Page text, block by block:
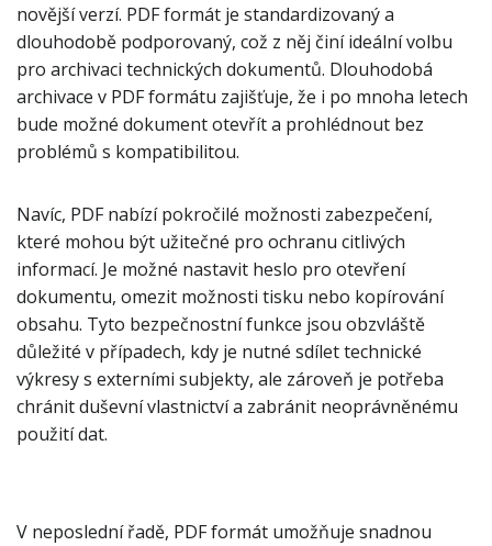
novější verzí. PDF formát je standardizovaný a
dlouhodobě podporovaný, což z něj činí ideální volbu
pro archivaci technických dokumentů. Dlouhodobá
archivace v PDF formátu zajišťuje, že i po mnoha letech
bude možné dokument otevřít a prohlédnout bez
problémů s kompatibilitou.
Navíc, PDF nabízí pokročilé možnosti zabezpečení,
které mohou být užitečné pro ochranu citlivých
informací. Je možné nastavit heslo pro otevření
dokumentu, omezit možnosti tisku nebo kopírování
obsahu. Tyto bezpečnostní funkce jsou obzvláště
důležité v případech, kdy je nutné sdílet technické
výkresy s externími subjekty, ale zároveň je potřeba
chránit duševní vlastnictví a zabránit neoprávněnému
použití dat.
V neposlední řadě, PDF formát umožňuje snadnou